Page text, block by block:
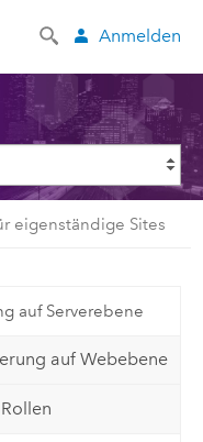
Anmelden
eigenständige Sites
auf Serverebene
auf Webebene